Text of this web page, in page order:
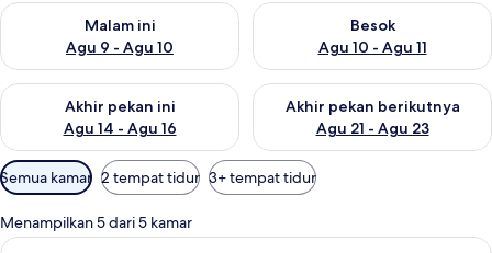
Malam ini
Agu 9 - Agu 10
Periksa ketersediaan untuk malam ini Agu 9 - Agu 10
Besok
Agu 10 - Agu 11
Periksa ketersediaan untuk
Akhir pekan ini
Agu 14 - Agu 16
Periksa ketersediaan untuk akhir pekan ini Agu 14 - Agu 16
Akhir pekan berikutnya
Agu 21 - Agu 23
Periksa ketersediaan untuk
Filter
tersedia
untuk
kamar
Semua kamar 2 tempat tidur 3+ tempat tidur
Menampilkan 5 dari 5 kamar
Kamar Quadruple Standar | Selimut